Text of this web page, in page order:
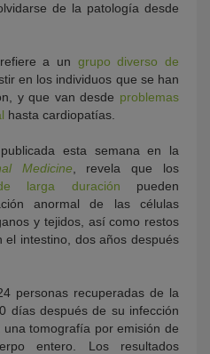
de la patología desde
a un grupo diverso de
en los individuos que se han
y que van desde problemas
hasta cardiopatías.
esta semana en la
Medicine , revela que los
larga duración pueden
anormal de las células
y tejidos, así como restos
el intestino, dos años después
personas recuperadas de la
días después de su infección
tomografía por emisión de
entero. Los resultados